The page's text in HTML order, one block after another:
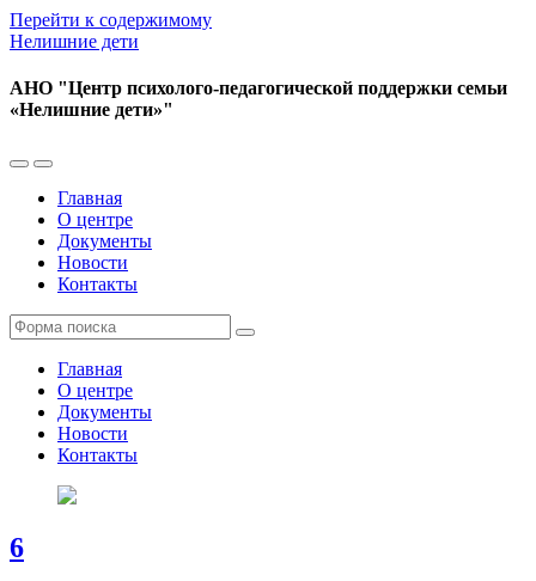
Перейти к содержимому
Нелишние дети
АНО "Центр психолого-педагогической поддержки семьи
«Нелишние дети»"
Переключить
мобильное
меню
Переключить
поле
поиска
Главная
О центре
Документы
Новости
Контакты
Поиск
Главная
О центре
Документы
Новости
Контакты
6